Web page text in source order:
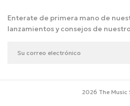
Enterate de primera mano de
lanzamientos y consejos de
2026 The Music